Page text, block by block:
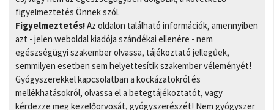
figyelmeztetés Önnek szól.
Figyelmeztetés!Az oldalon található információk, amennyiben
azt - jelen weboldal kiadója szándékai ellenére - nem
egészségügyi szakember olvassa, tájékoztató jellegűek,
semmilyen esetben sem helyettesítik szakember véleményét!
Gyógyszerekkel kapcsolatban a kockázatokról és
mellékhatásokról, olvassa el a betegtájékoztatót, vagy
kérdezze meg kezelőorvosát, gyógyszerészét! Nem gyógyszer